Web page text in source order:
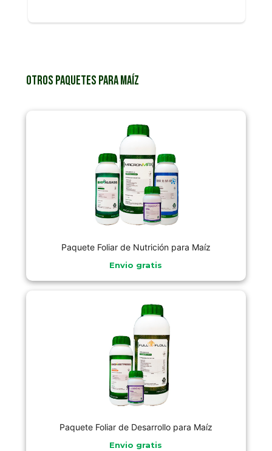
Otros paquetes para Maíz
Paquete Foliar de Nutrición para Maíz
Envio gratis
Paquete Foliar de Desarrollo para Maíz
Envio gratis